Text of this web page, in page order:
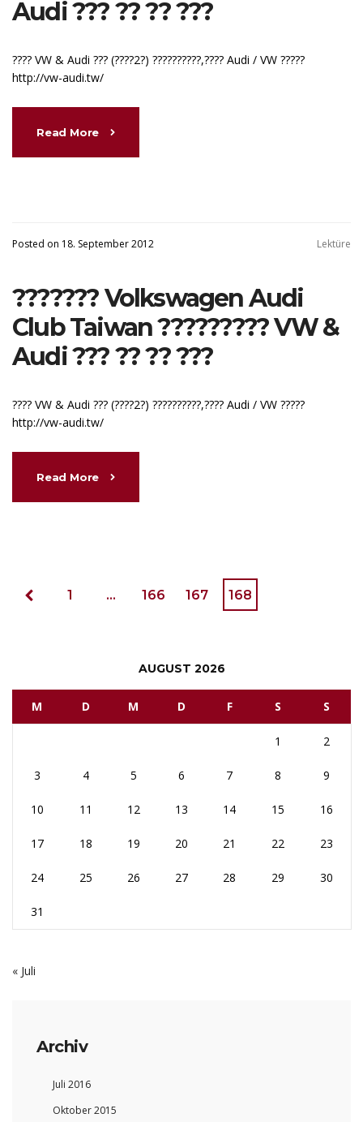
Audi ??? ?? ?? ???
???? VW & Audi ??? (????2?) ??????????,???? Audi / VW ?????
http://vw-audi.tw/
Read More
Posted on 18. September 2012 Lektüre
??????? Volkswagen Audi
Club Taiwan ????????? VW &
Audi ??? ?? ?? ???
???? VW & Audi ??? (????2?) ??????????,???? Audi / VW ?????
http://vw-audi.tw/
Read More
1 … 166 167 168
AUGUST 2026
M D M D F S S
1 2
3 4 5 6 7 8 9
10 11 12 13 14 15 16
17 18 19 20 21 22 23
24 25 26 27 28 29 30
31
« Juli
Archiv
Juli 2016
Oktober 2015